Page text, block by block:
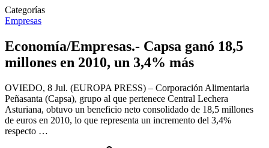
Categorías
Empresas
Economía/Empresas.- Capsa ganó 18,5
millones en 2010, un 3,4% más
OVIEDO, 8 Jul. (EUROPA PRESS) – Corporación Alimentaria
Peñasanta (Capsa), grupo al que pertenece Central Lechera
Asturiana, obtuvo un beneficio neto consolidado de 18,5 millones
de euros en 2010, lo que representa un incremento del 3,4%
respecto …